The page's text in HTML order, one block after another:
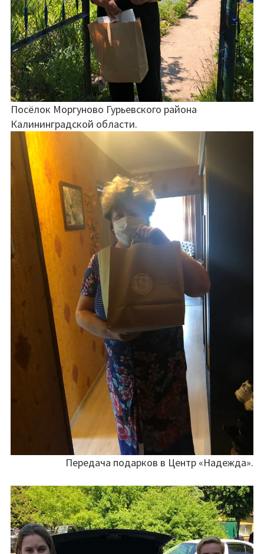
Посёлок Моргуново Гурьевского района
Калининградской области.
Передача подарков в Центр «Надежда».